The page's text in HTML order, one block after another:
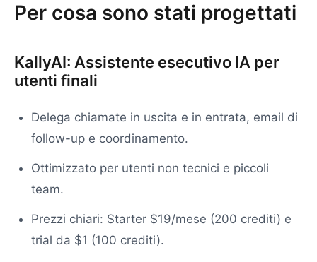
Per cosa sono stati progettati
KallyAI: Assistente esecutivo IA per
utenti finali
Delega chiamate in uscita e in entrata, email di
follow-up e coordinamento.
Ottimizzato per utenti non tecnici e piccoli
team.
Prezzi chiari: Starter $19/mese (200 crediti) e
trial da $1 (100 crediti).